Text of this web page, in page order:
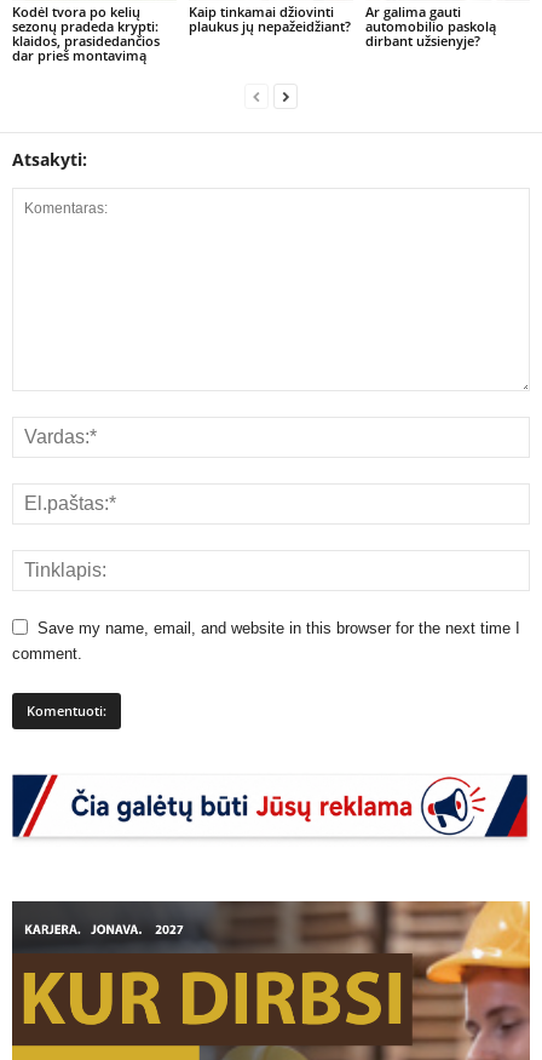
Kodėl tvora po kelių
sezonų pradeda krypti:
klaidos, prasidedančios
dar prieš montavimą
Kaip tinkamai džiovinti
plaukus jų nepažeidžiant?
Ar galima gauti
automobilio paskolą
dirbant užsienyje?
Atsakyti:
Save my name, email, and website in this browser for the next time I
comment.